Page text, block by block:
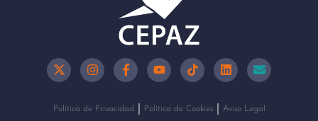
Política de Privacidad Política de Cookies Aviso Legal